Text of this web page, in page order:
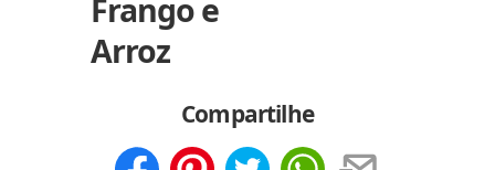
Frango e
Arroz
Compartilhe